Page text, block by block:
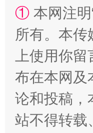
国家大学科技
① 本网注
所有。本
上使用你
布在本网及
论和投稿，
站不得转载